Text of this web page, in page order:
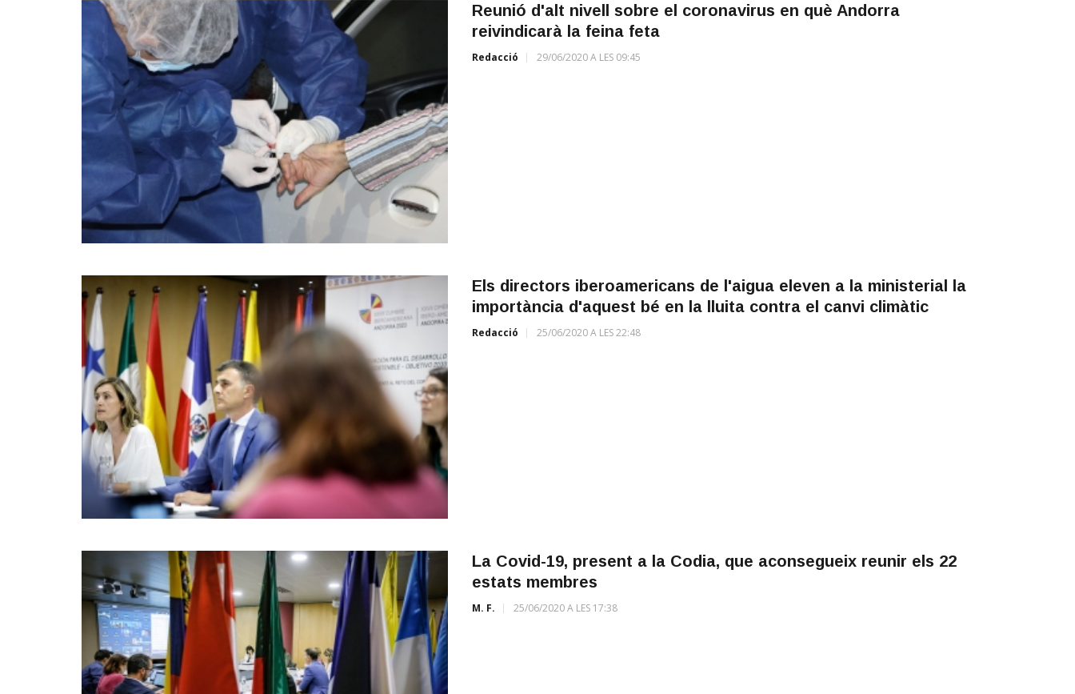
Reunió d'alt nivell sobre el coronavirus en què Andorra
reivindicarà la feina feta
Redacció 29/06/2020 A LES 09:45
Els directors iberoamericans de l'aigua eleven a la ministerial la
importància d'aquest bé en la lluita contra el canvi climàtic
Redacció 25/06/2020 A LES 22:48
La Covid-19, present a la Codia, que aconsegueix reunir els 22
estats membres
M. F. 25/06/2020 A LES 17:38